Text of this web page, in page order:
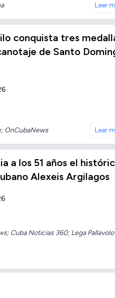
Leer
conquista tres
de Santo
OnCubaNews Leer
a los 51 años el
Alexeis Argilagos
Cuba Noticias 360; Lega Pallavolo